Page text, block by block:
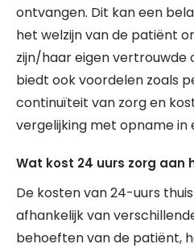
ontvangen. Dit kan een
het welzijn van de patiënt
zijn/haar eigen vertrouwde
biedt ook voordelen zoals
continuïteit van zorg en
vergelijking met opname in
Wat kost 24 uurs zorg aan
De kosten van 24-uurs
afhankelijk van
behoeften van de patiënt,